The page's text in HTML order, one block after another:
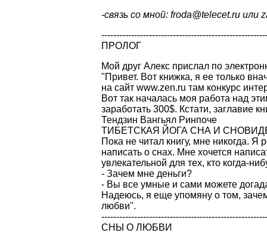
-связь со мной: froda@telecet.ru или
ПРОЛОГ
Мой друг Алекс прислал по
"Привет. Вот книжка, я ее только
на сайт www.zen.ru там конкурс
Вот так началась моя работа над
заработать 300$. Кстати, заглавие
Тендзин Вангьял Ринпоче
ТИБЕТСКАЯ ЙОГА СНА И
Пока не читал книгу, мне никогда. Я
написать о снах. Мне хочется
увлекательной для тех, кто когда-
- Зачем мне деньги?
- Вы все умные и сами можете
Надеюсь, я еще упомяну о том,
любви''.
СНЫ О ЛЮБВИ